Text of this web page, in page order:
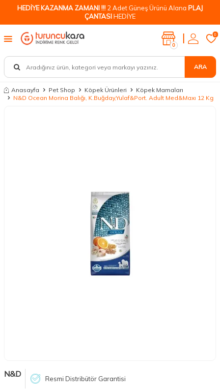
HEDİYE KAZANMA ZAMANI !!! 2 Adet Güneş Ürünü Alana PLAJ
ÇANTASIHEDİYE
ARA
0
0
Anasayfa Pet Shop Köpek Ürünleri
Köpek Mamaları
N&D Ocean Morina Balığı, K.Buğday,Yulaf&Port. Adult Med&Maxı 12 Kg
N&D Resmi Distribütör Garantisi